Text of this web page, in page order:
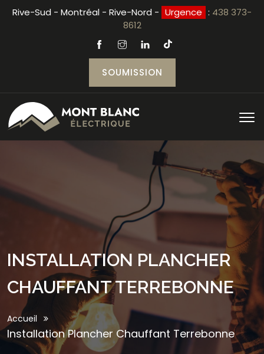
Rive-Sud - Montréal - Rive-Nord - Urgence : 438 373-
8612
SOUMISSION
INSTALLATION PLANCHER
CHAUFFANT TERREBONNE
Accueil
Installation Plancher Chauffant Terrebonne